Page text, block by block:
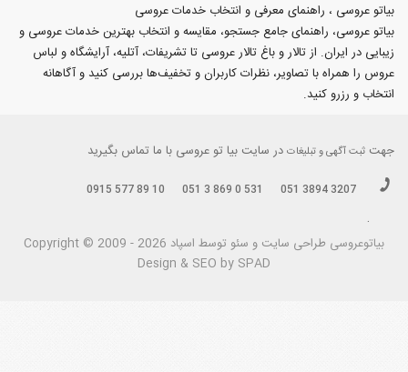
بیاتو عروسی ، راهنمای معرفی و انتخاب خدمات عروسی
بیاتو عروسی، راهنمای جامع جستجو، مقایسه و انتخاب بهترین خدمات عروسی و
زیبایی در ایران. از تالار و باغ تالار عروسی تا تشریفات، آتلیه، آرایشگاه و لباس
عروس را همراه با تصاویر، نظرات کاربران و تخفیف‌ها بررسی کنید و آگاهانه
انتخاب و رزرو کنید.
جهت ثبت آگهی و تبلیغات در سایت بیا تو عروسی با ما تماس بگیرید
051 3894 3207
051 3 869 0 531
0915 577 89 10
.
بیاتوعروسی Copyright © 2009 - 2026 طراحی سايت و سئو توسط اسپاد
Design & SEO by SPAD